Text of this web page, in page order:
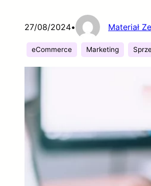
27/08/2024• Materiał
eCommerce Marketing